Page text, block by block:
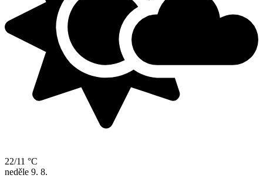
22/11 °C
neděle 9. 8.